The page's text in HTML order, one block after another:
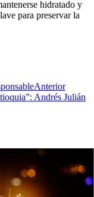
hidratado y
para preservar la
Anterior
Andrés Julián